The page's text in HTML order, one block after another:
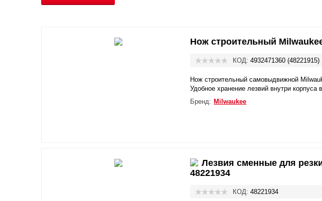
Нож строительный
КОД: 4932471360 (48221915)
Нож строительный самовыдвижной
Удобное хранение лезвий внутри
Бренд: Milwaukee
Лезвия сменные для
48221934
КОД: 48221934